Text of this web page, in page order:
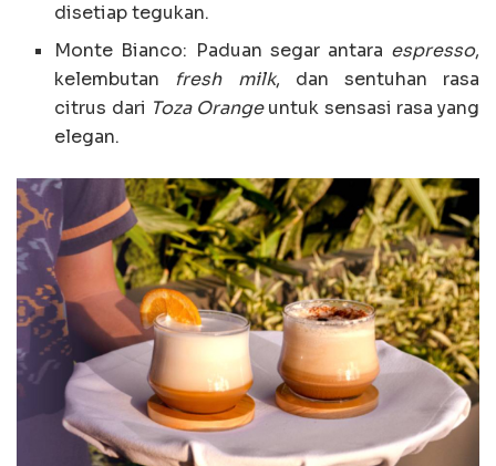
disetiap tegukan.
Monte Bianco: Paduan segar antara espresso,
kelembutan fresh milk, dan sentuhan rasa
citrus dari Toza Orangeuntuk sensasi rasa yang
elegan.